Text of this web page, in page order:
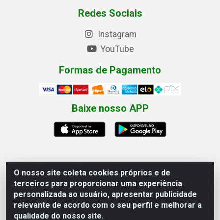
O nosso site coleta cookies próprios e de
terceiros para proporcionar uma experiência
personalizada ao usuário, apresentar publicidade
relevante de acordo com o seu perfil e melhorar a
qualidade do nosso site.
Redes Sociais
Instagram
YouTube
Formas de Pagamento
Baixe nosso APP
Eletrofarias Materiais Eletricos - Av. Jorn. Assis
Chateaubriand, 2500 - Distrito Industrial, Campina
Grande/PB - CEP 58.410-062 - CNPJ 12.110.462/0001-
40